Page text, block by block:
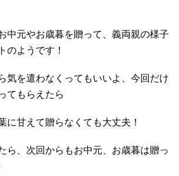
中元やお歳暮を贈って、義両親の様子
のようです！
気を遣わなくってもいいよ、今回だけ
てもらえたら
に甘えて贈らなくても大丈夫！
ら、次回からもお中元、お歳暮は贈っ